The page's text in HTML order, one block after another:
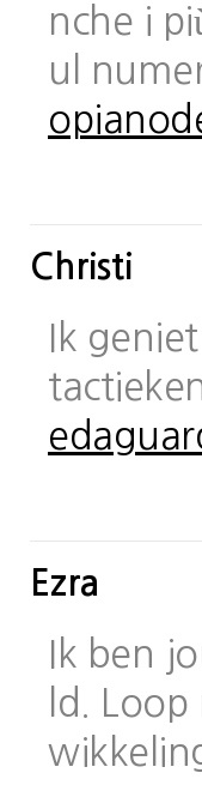
nche i
ul
Christi
Ik
Ezra
Ik ben
ld.